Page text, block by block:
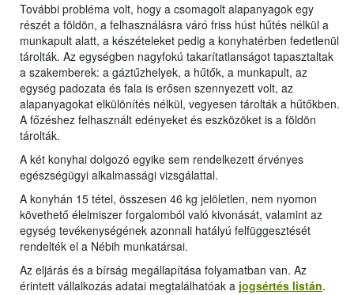
További probléma volt, hogy a csomagolt alapanyagok egy
részét a földön, a felhasználásra váró friss húst hűtés nélkül a
munkapult alatt, a készételeket pedig a konyhatérben fedetlenül
tárolták. Az egységben nagyfokú takarítatlanságot tapasztaltak
a szakemberek: a gáztűzhelyek, a hűtők, a munkapult, az
egység padozata és fala is erősen szennyezett volt, az
alapanyagokat elkülönítés nélkül, vegyesen tárolták a hűtőkben.
A főzéshez felhasznált edényeket és eszközöket is a földön
tárolták.
A két konyhai dolgozó egyike sem rendelkezett érvényes
egészségügyi alkalmassági vizsgálattal.
A konyhán 15 tétel, összesen 46 kg jelöletlen, nem nyomon
követhető élelmiszer forgalomból való kivonását, valamint az
egység tevékenységének azonnali hatályú felfüggesztését
rendelték el a Nébih munkatársai.
Az eljárás és a bírság megállapítása folyamatban van. Az
érintett vállalkozás adatai megtalálhatóak a jogsértés listán.